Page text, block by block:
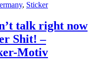
, Sticker
talk right now
Shit! –
Motiv